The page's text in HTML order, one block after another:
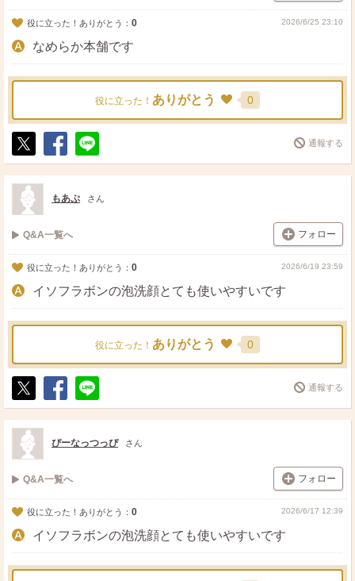
役に立った！ありがとう： 0 2026/6/25 23:10
なめらか本舗です
役に立った！ ありがとう 0
ポ
ス
ト
シ
ェ
送
る
通報する
もあぷ さん
Q&A一覧へ フォロー
役に立った！ありがとう： 0 2026/6/19 23:59
イソフラボンの泡洗顔とても使いやすいです
役に立った！ ありがとう 0
ポ
ス
ト
シ
ェ
送
る
通報する
ぴーなっつっぴ さん
Q&A一覧へ フォロー
役に立った！ありがとう： 0 2026/6/17 12:39
イソフラボンの泡洗顔とても使いやすいです